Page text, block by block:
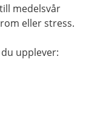
medelsvår
eller stress.
upplever: